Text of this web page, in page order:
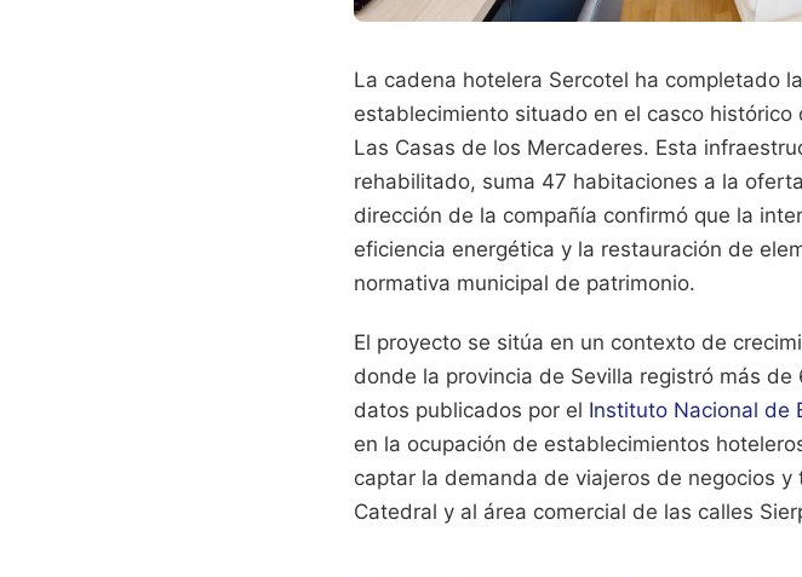
La cadena hotelera Sercotel ha completado
establecimiento situado en el casco
Las Casas de los Mercaderes. Esta
rehabilitado, suma 47 habitaciones a la
dirección de la compañía confirmó que la
eficiencia energética y la restauración de
normativa municipal de patrimonio.
El proyecto se sitúa en un contexto de
donde la provincia de Sevilla registró más
datos publicados por el Instituto Nacional de
en la ocupación de establecimientos
captar la demanda de viajeros de negocios
Catedral y al área comercial de las calles